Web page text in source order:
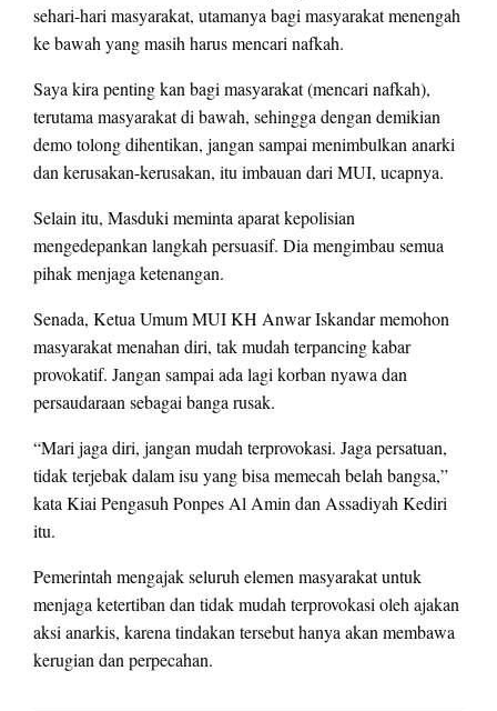
sehari-hari masyarakat, utamanya bagi masyarakat menengah
ke bawah yang masih harus mencari nafkah.
Saya kira penting kan bagi masyarakat (mencari nafkah),
terutama masyarakat di bawah, sehingga dengan demikian
demo tolong dihentikan, jangan sampai menimbulkan anarki
dan kerusakan-kerusakan, itu imbauan dari MUI, ucapnya.
Selain itu, Masduki meminta aparat kepolisian
mengedepankan langkah persuasif. Dia mengimbau semua
pihak menjaga ketenangan.
Senada, Ketua Umum MUI KH Anwar Iskandar memohon
masyarakat menahan diri, tak mudah terpancing kabar
provokatif. Jangan sampai ada lagi korban nyawa dan
persaudaraan sebagai banga rusak.
“Mari jaga diri, jangan mudah terprovokasi. Jaga persatuan,
tidak terjebak dalam isu yang bisa memecah belah bangsa,”
kata Kiai Pengasuh Ponpes Al Amin dan Assadiyah Kediri
itu.
Pemerintah mengajak seluruh elemen masyarakat untuk
menjaga ketertiban dan tidak mudah terprovokasi oleh ajakan
aksi anarkis, karena tindakan tersebut hanya akan membawa
kerugian dan perpecahan.